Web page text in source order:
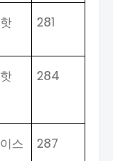
281
284
스 287